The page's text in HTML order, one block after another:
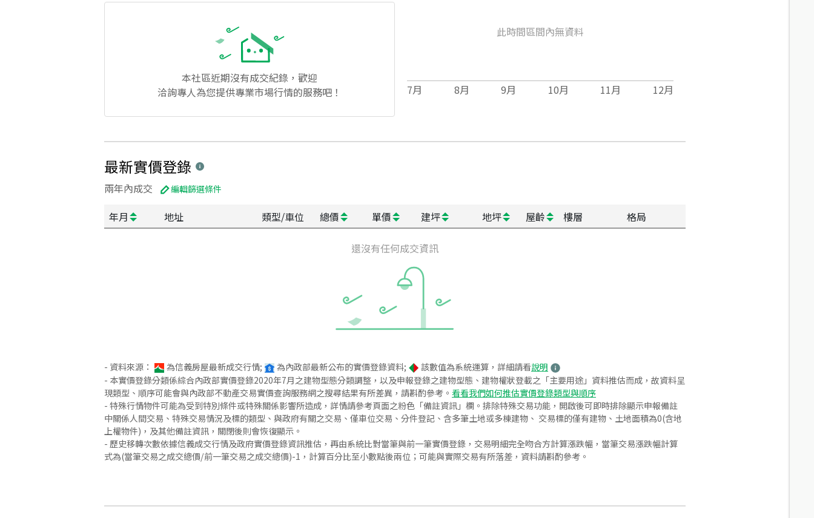
本社區近期沒有成交紀錄，歡迎
洽詢專人為您提供專業市場行情的服務吧！
此時間區間內無資料
7月 8月 9月 10月 11月 12月
最新實價登錄
兩年內成交 編輯篩選條件
年月 地址 類型/車位 總價 單價 建坪 地坪 屋齡 樓層 格局
還沒有任何成交資訊
- 資料來源： 為信義房屋最新成交行情; 為內政部最新公布的實價登錄資料; 該數值為系統運算，詳細請看說明
- 本實價登錄分類係綜合內政部實價登錄2020年7月之建物型態分類調整，以及申報登錄之建物型態、建物權狀登載之「主要用途」資料推估而成，故資料呈
現類型、順序可能會與內政部不動產交易實價查詢服務網之搜尋結果有所差異，請斟酌參考。 看看我們如何推估實價登錄類型與順序
- 特殊行情物件可能為受到特別條件或特殊關係影響所造成，詳情請參考頁面之粉色「備註資訊」欄。排除特殊交易功能，開啟後可即時排除顯示申報備註
中關係人間交易、特殊交易情況及標的類型、與政府有關之交易、僅車位交易、分件登記、含多筆土地或多棟建物、 交易標的僅有建物、土地面積為0(含地
上權物件)，及其他備註資訊，關閉後則會恢復顯示。
- 歷史移轉次數依據信義成交行情及政府實價登錄資訊推估，再由系統比對當筆與前一筆實價登錄，交易明細完全吻合方計算漲跌幅，當筆交易漲跌幅計算
式為(當筆交易之成交總價/前一筆交易之成交總價)-1，計算百分比至小數點後兩位；可能與實際交易有所落差，資料請斟酌參考。